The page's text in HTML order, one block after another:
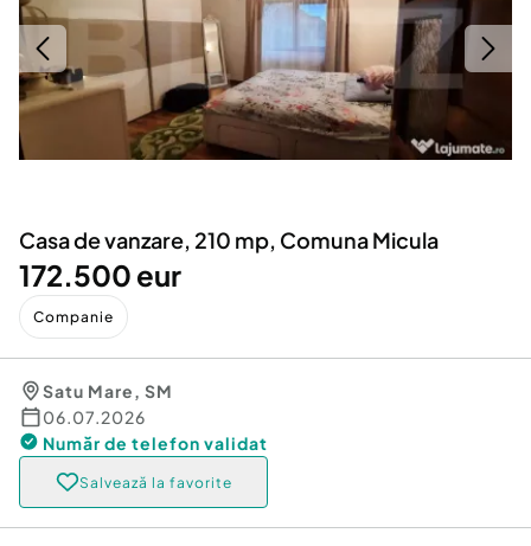
Servicii
Animale de companie
Afaceri și echipamente profesionale
Inchiriere Bunuri si Vehicule
Utilaje agricole si industriale
Piese auto si accesorii
Dacia Duster
Casa de vanzare, 210 mp, Comuna Micula
172.500 eur
Companie
Satu Mare, SM
06.07.2026
Număr de telefon validat
Salvează la favorite